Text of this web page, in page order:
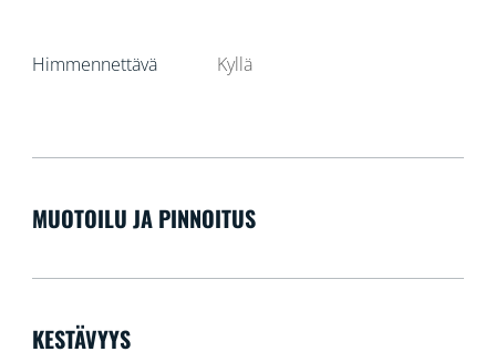
Himmennettävä Kyllä
MUOTOILU JA PINNOITUS
KESTÄVYYS